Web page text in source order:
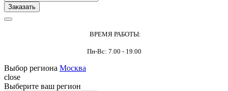
ВРЕМЯ РАБОТЫ:
Пн-Вс: 7.00 - 19.00
Выбор региона Москва
close
Выберите ваш регион